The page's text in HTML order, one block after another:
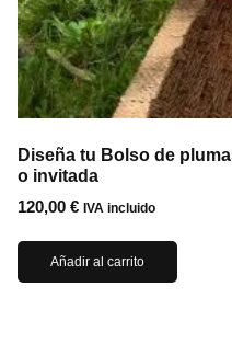
Diseña tu Bolso de
o invitada
120,00 € IVA incluido
Añadir al carrito